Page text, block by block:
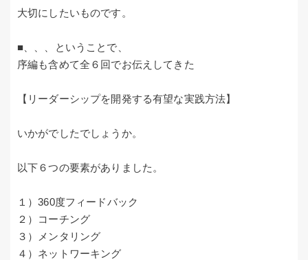
大切にしたいものです。
■、、、ということで、
序編も含めて全６回でお伝えしてきた
【リーダーシップを開発する有望な実践方法】
いかがでしたでしょうか。
以下６つの要素がありました。
１）360度フィードバック
２）コーチング
３）メンタリング
４）ネットワーキング